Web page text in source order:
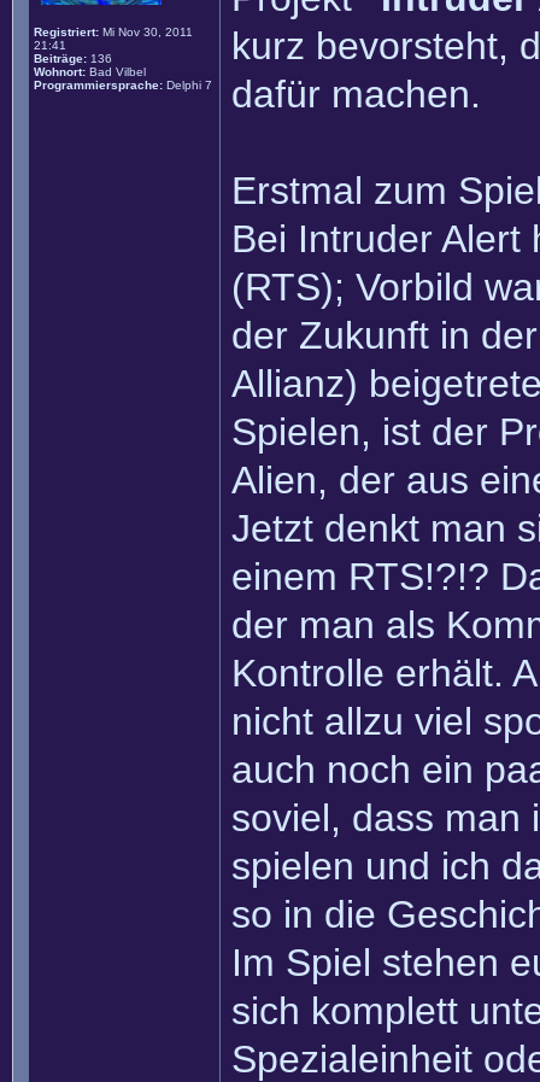
Registriert: Mi Nov 30, 2011
21:41
Beiträge: 136
Wohnort: Bad Vilbel
Programmiersprache: Delphi 7
kurz bevorsteht,
dafür machen.
Erstmal zum
Bei Intruder Alert
(RTS); Vorbild
der Zukunft in
Allianz)
Spielen, ist der
Alien, der aus
Jetzt denkt man
einem RTS!?!?
der man als
Kontrolle erhält.
nicht allzu viel
auch noch ein
soviel, dass man
spielen und ich
so in die
Im Spiel stehen
sich komplett
Spezialeinheit